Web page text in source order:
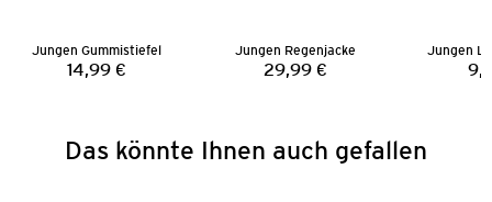
Jungen Gummistiefel
Preis:
14,99 €
Jungen Regenjacke
Preis:
29,99 €
Jungen
Das könnte Ihnen auch gefallen